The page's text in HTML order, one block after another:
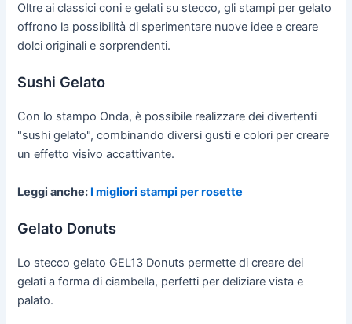
Oltre ai classici coni e gelati su stecco, gli stampi per gelato
offrono la possibilità di sperimentare nuove idee e creare
dolci originali e sorprendenti.
Sushi Gelato
Con lo stampo Onda, è possibile realizzare dei divertenti
"sushi gelato", combinando diversi gusti e colori per creare
un effetto visivo accattivante.
Leggi anche: I migliori stampi per rosette
Gelato Donuts
Lo stecco gelato GEL13 Donuts permette di creare dei
gelati a forma di ciambella, perfetti per deliziare vista e
palato.